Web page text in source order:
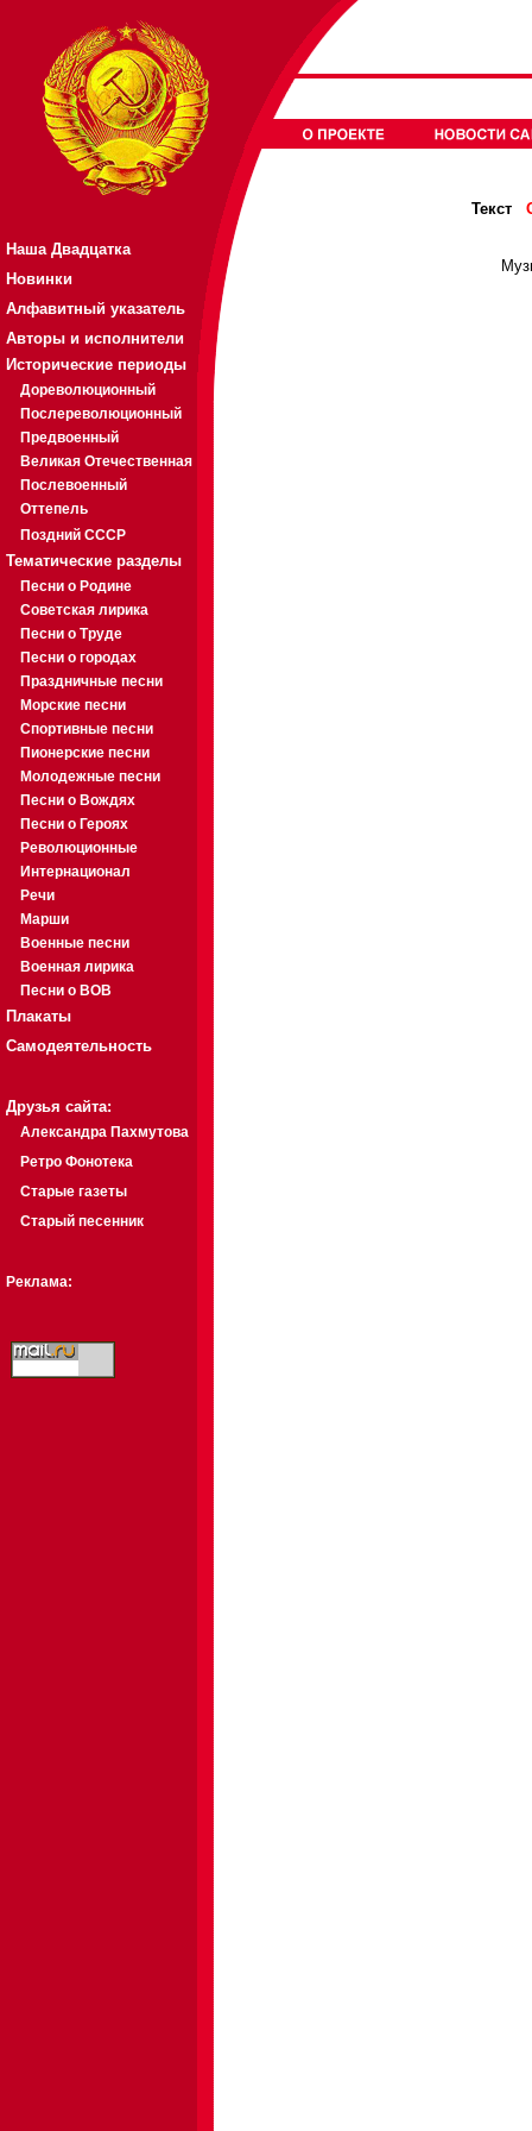
Наша Двадцатка
Новинки
Алфавитный указатель
Авторы и исполнители
Исторические периоды
Дореволюционный
Послереволюционный
Предвоенный
Великая Отечественная
Послевоенный
Оттепель
Поздний СССР
Тематические разделы
Песни о Родине
Советская лирика
Песни о Труде
Песни о городах
Праздничные песни
Морские песни
Спортивные песни
Пионерские песни
Молодежные песни
Песни о Вождях
Песни о Героях
Революционные
Интернационал
Речи
Марши
Военные песни
Военная лирика
Песни о ВОВ
Плакаты
Самодеятельность
Друзья сайта:
Александра Пахмутова
Ретро Фонотека
Старые газеты
Старый песенник
Реклама:
Текст